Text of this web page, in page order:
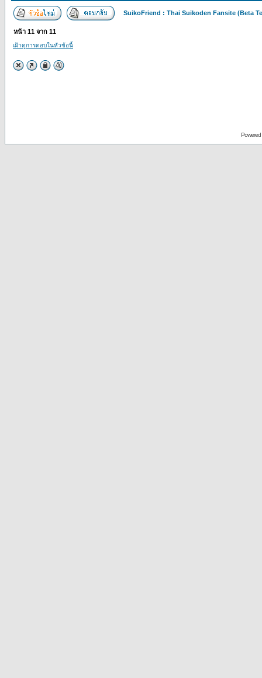
SuikoFriend : Thai Suikoden Fansite (Beta
หน้า 11 จาก 11
เฝ้าดูการตอบในหัวข้อนี้